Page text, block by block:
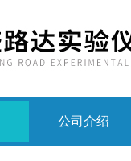
公司介绍